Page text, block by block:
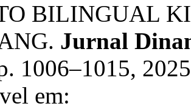
BILINGUAL
Jurnal
1006–1015,
em: